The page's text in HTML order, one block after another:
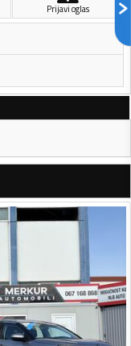
Prijavi oglas